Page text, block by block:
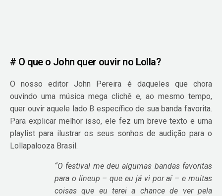
# O que o John quer ouvir no Lolla?
O nosso editor John Pereira é daqueles que chora
ouvindo uma música mega clichê e, ao mesmo tempo,
quer ouvir aquele lado B específico de sua banda favorita.
Para explicar melhor isso, ele fez um breve texto e uma
playlist para ilustrar os seus sonhos de audição para o
Lollapalooza Brasil.
“O festival me deu algumas bandas favoritas
para o lineup – que eu já vi por aí – e muitas
coisas que eu terei a chance de ver pela